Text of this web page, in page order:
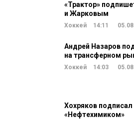
«Трактор»
и Жарковым
Хоккей 14:11
Андрей Назаров
на трансферном
Хоккей 14:03
Хохряков
«Нефтехимиком»